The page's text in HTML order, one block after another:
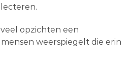
opzichten een
weerspiegelt die erin